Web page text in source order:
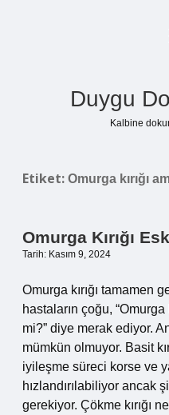
Duygu
Kalbine
Etiket: Omurga kırığı
Omurga Kırığı
Tarih: Kasım 9, 2024
Omurga kırığı tamamen
hastaların çoğu,
mi?” diye merak ediyor.
mümkün olmuyor. Basit
iyileşme süreci korse ve
hızlandırılabiliyor ancak
gerekiyor. Çökme kırığı